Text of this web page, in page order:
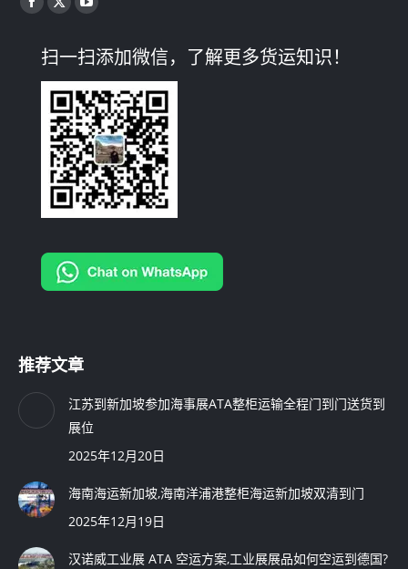
Facebook
opens
in
new
window
X
opens
in
new
window
YouTube
opens
in
new
window
扫一扫添加微信，了解更多货运知识！
推荐文章
江苏到新加坡参加海事展ATA整柜运输全程门到门送货到
展位
2025年12月20日
海南海运新加坡,海南洋浦港整柜海运新加坡双清到门
2025年12月19日
汉诺威工业展 ATA 空运方案,工业展展品如何空运到德国?